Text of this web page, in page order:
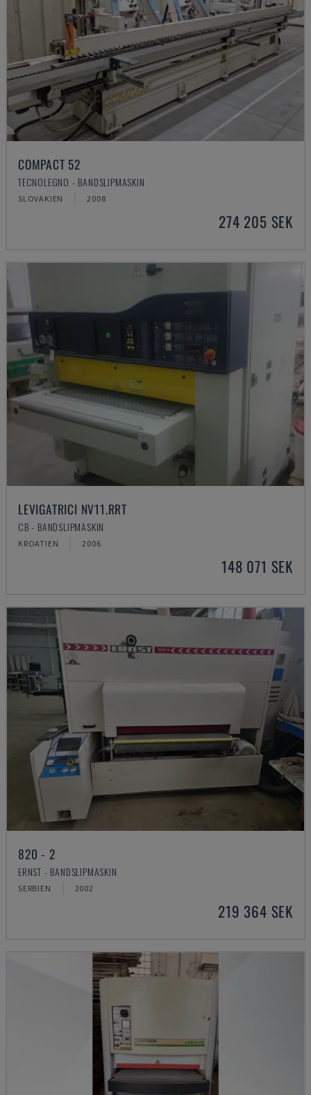
COMPACT 52
TECNOLEGNO - BANDSLIPMASKIN
SLOVAKIEN 2008
274 205 SEK
LEVIGATRICI NV11.RRT
CB - BANDSLIPMASKIN
KROATIEN 2006
148 071 SEK
820 - 2
ERNST - BANDSLIPMASKIN
SERBIEN 2002
219 364 SEK